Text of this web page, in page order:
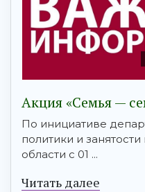
Акция «Семья —
По инициативе
политики и
области с 01 ...
Читать далее